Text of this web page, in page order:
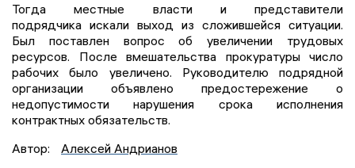
Тогда местные власти и представители
подрядчика искали выход из сложившейся ситуации.
Был поставлен вопрос об увеличении трудовых
ресурсов. После вмешательства прокуратуры число
рабочих было увеличено. Руководителю подрядной
организации объявлено предостережение о
недопустимости нарушения срока исполнения
контрактных обязательств.
Автор:
Алексей Андрианов